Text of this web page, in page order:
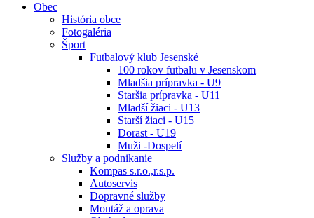
Obec
História obce
Fotogaléria
Šport
Futbalový klub Jesenské
100 rokov futbalu v Jesenskom
Mladšia prípravka - U9
Staršia prípravka - U11
Mladší žiaci - U13
Starší žiaci - U15
Dorast - U19
Muži -Dospelí
Služby a podnikanie
Kompas s.r.o.,r.s.p.
Autoservis
Dopravné služby
Montáž a oprava